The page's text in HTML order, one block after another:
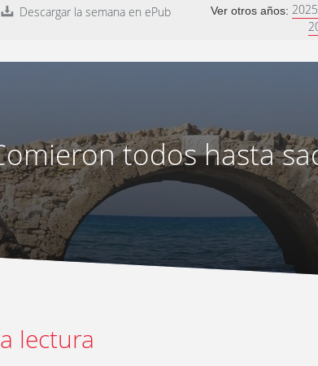
Descargar la semana en ePub Ver otros años: 2025
todos hasta
lectura